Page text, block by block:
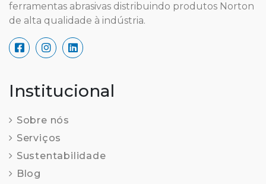
ferramentas abrasivas distribuindo produtos Norton
de alta qualidade à indústria.
Institucional
Sobre nós
Serviços
Sustentabilidade
Blog